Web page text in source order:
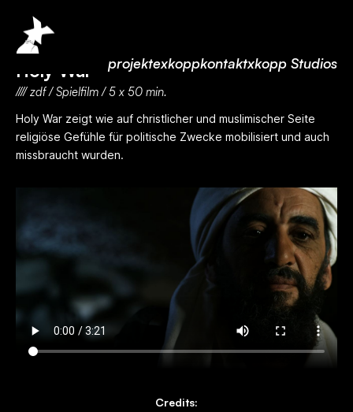
projektexkoppkontaktxkopp Studios
Holy War
//// zdf / Spielfilm / 5 x 50 min.
Holy War zeigt wie auf christlicher und muslimischer Seite
religiöse Gefühle für politische Zwecke mobilisiert und auch
missbraucht wurden.
Credits: